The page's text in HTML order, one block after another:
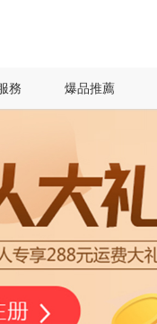
務 爆品推薦